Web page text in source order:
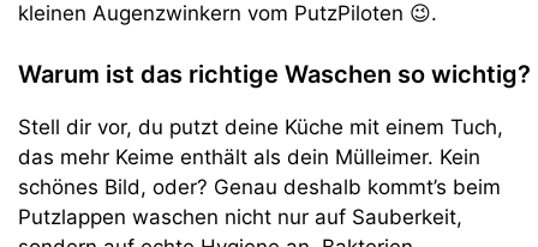
kleinen Augenzwinkern vom PutzPiloten 😉.
Warum ist das richtige Waschen so wichtig?
Stell dir vor, du putzt deine Küche mit einem Tuch,
das mehr Keime enthält als dein Mülleimer. Kein
schönes Bild, oder? Genau deshalb kommt’s beim
Putzlappen waschen nicht nur auf Sauberkeit,